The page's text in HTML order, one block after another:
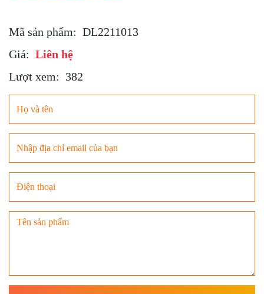
Mã sản phẩm: DL2211013
Giá: Liên hệ
Lượt xem: 382